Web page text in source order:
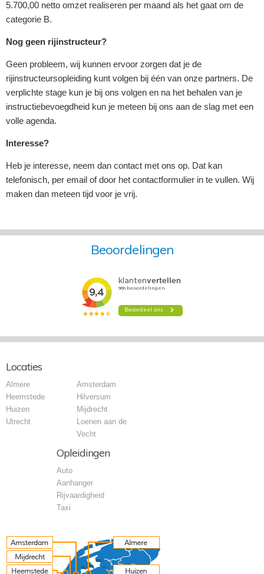
5.700,00 netto omzet realiseren per maand als het gaat om de
categorie B.
Nog geen rijinstructeur?
Geen probleem, wij kunnen ervoor zorgen dat je de
rijinstructeursopleiding kunt volgen bij één van onze partners. De
verplichte stage kun je bij ons volgen en na het behalen van je
instructiebevoegdheid kun je meteen bij ons aan de slag met een
volle agenda.
Interesse?
Heb je interesse, neem dan contact met ons op. Dat kan
telefonisch, per email of door het contactformulier in te vullen. Wij
maken dan meteen tijd voor je vrij.
Beoordelingen
Locaties
Almere
Amsterdam
Heemstede
Hilversum
Huizen
Mijdrecht
Utrecht
Loenen aan de
Vecht
Opleidingen
Auto
Aanhanger
Rijvaardigheid
Taxi